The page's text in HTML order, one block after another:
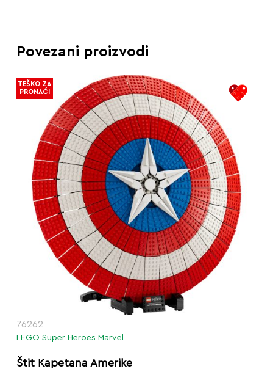
Povezani proizvodi
76262
LEGO Super Heroes Marvel
Štit Kapetana Amerike
TEŠKO ZA
PRONAĆI